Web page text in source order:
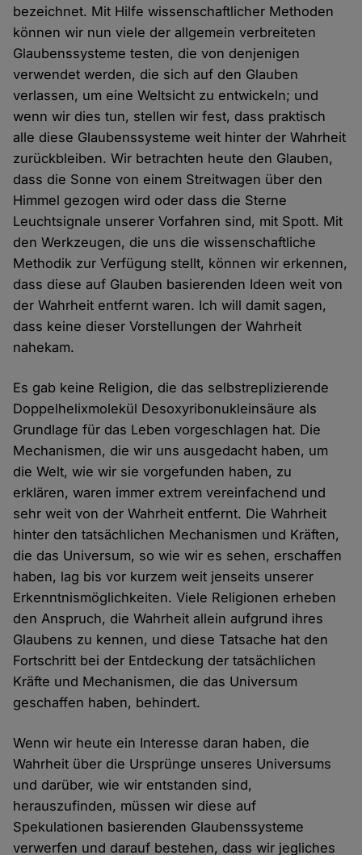
bezeichnet. Mit Hilfe wissenschaftlicher Methoden
können wir nun viele der allgemein verbreiteten
Glaubenssysteme testen, die von denjenigen
verwendet werden, die sich auf den Glauben
verlassen, um eine Weltsicht zu entwickeln; und
wenn wir dies tun, stellen wir fest, dass praktisch
alle diese Glaubenssysteme weit hinter der Wahrheit
zurückbleiben. Wir betrachten heute den Glauben,
dass die Sonne von einem Streitwagen über den
Himmel gezogen wird oder dass die Sterne
Leuchtsignale unserer Vorfahren sind, mit Spott. Mit
den Werkzeugen, die uns die wissenschaftliche
Methodik zur Verfügung stellt, können wir erkennen,
dass diese auf Glauben basierenden Ideen weit von
der Wahrheit entfernt waren. Ich will damit sagen,
dass keine dieser Vorstellungen der Wahrheit
nahekam.
Es gab keine Religion, die das selbstreplizierende
Doppelhelixmolekül Desoxyribonukleinsäure als
Grundlage für das Leben vorgeschlagen hat. Die
Mechanismen, die wir uns ausgedacht haben, um
die Welt, wie wir sie vorgefunden haben, zu
erklären, waren immer extrem vereinfachend und
sehr weit von der Wahrheit entfernt. Die Wahrheit
hinter den tatsächlichen Mechanismen und Kräften,
die das Universum, so wie wir es sehen, erschaffen
haben, lag bis vor kurzem weit jenseits unserer
Erkenntnismöglichkeiten. Viele Religionen erheben
den Anspruch, die Wahrheit allein aufgrund ihres
Glaubens zu kennen, und diese Tatsache hat den
Fortschritt bei der Entdeckung der tatsächlichen
Kräfte und Mechanismen, die das Universum
geschaffen haben, behindert.
Wenn wir heute ein Interesse daran haben, die
Wahrheit über die Ursprünge unseres Universums
und darüber, wie wir entstanden sind,
herauszufinden, müssen wir diese auf
Spekulationen basierenden Glaubenssysteme
verwerfen und darauf bestehen, dass wir jegliches